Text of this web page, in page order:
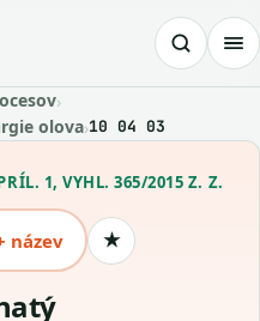
›
olova›10 04 03
1, VYHL. 365/2015 Z. Z.
název ★Uložiť kód